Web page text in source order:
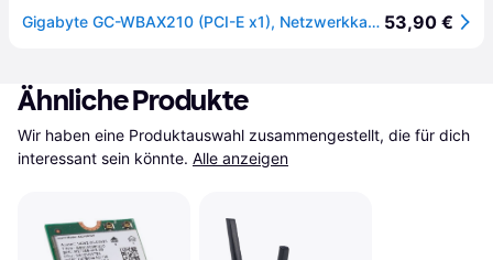
Gigabyte GC-WBAX210 (PCI-E x1), Netzwerkkarte, Schwarz 53,90 €
Ähnliche Produkte
Wir haben eine Produktauswahl zusammengestellt, die für dich
interessant sein könnte. Alle anzeigen